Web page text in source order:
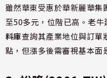
雖然華東受惠於華新麗華集
至50多元，位階已高。老牛
料庫查詢其產業地位與訂單
點，但漲多後需審視基本面